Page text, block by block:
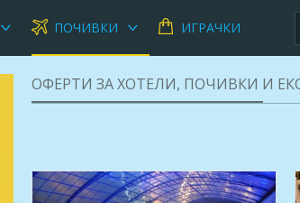
ПОЧИВКИ ИГРАЧКИ
ОФЕРТИ ЗА ХОТЕЛИ, ПОЧИВКИ И